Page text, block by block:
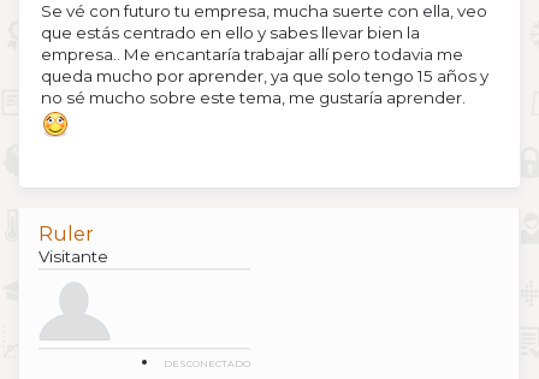
Se vé con futuro tu empresa, mucha suerte con ella, veo
que estás centrado en ello y sabes llevar bien la
empresa.. Me encantaría trabajar allí pero todavia me
queda mucho por aprender, ya que solo tengo 15 años y
no sé mucho sobre este tema, me gustaría aprender.
Ruler
Visitante
DESCONECTADO